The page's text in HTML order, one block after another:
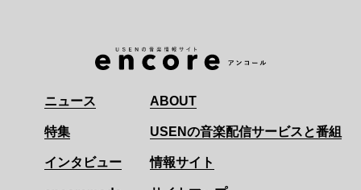
ニュース
特集
インタビュー
ABOUT
USENの音楽配信サービスと番組
情報サイト